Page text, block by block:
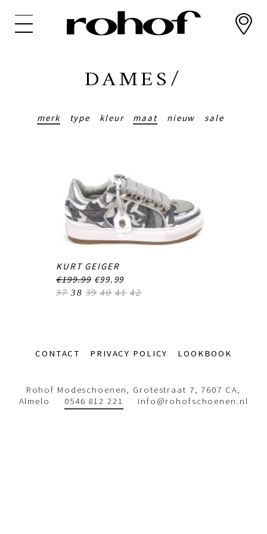
DAMES/
merk type kleur maat nieuw sale
KURT GEIGER
€199.99 €99.99
37 38 39 40 41 42
Footer-CONTACT PRIVACY POLICY LOOKBOOK
Rohof Modeschoenen, Grotestraat 7, 7607 CA,
Almelo 0546 812 221 info@rohofschoenen.nl